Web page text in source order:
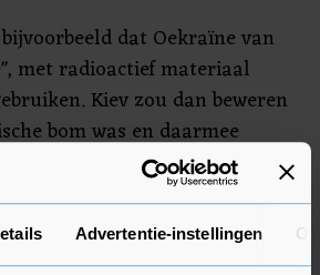
Advertentie-instellingen
dat Oekraïne van
met radioactief materiaal
Kiev zou dan beweren
bom was en daarmee
van
Oekraïne spreekt dat met klem
dat de Russen een dergelijke
als voorwendsel voor